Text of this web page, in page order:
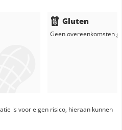
Gluten
Geen overeenkomsten
is voor eigen risico, hieraan kunnen